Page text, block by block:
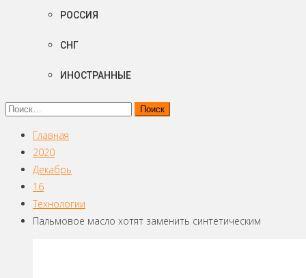
РОССИЯ
СНГ
ИНОСТРАННЫЕ
Найти:
Главная
2020
Декабрь
16
Технологии
Пальмовое масло хотят заменить синтетическим